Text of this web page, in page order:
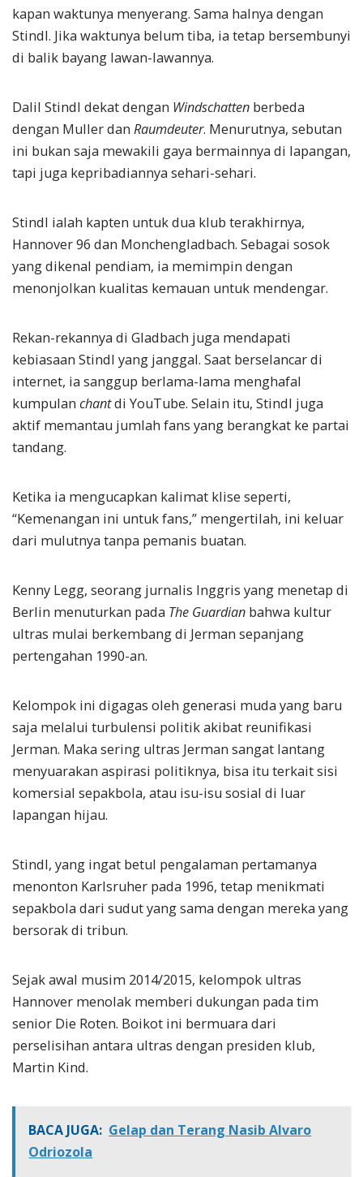
kapan waktunya menyerang. Sama halnya dengan
Stindl. Jika waktunya belum tiba, ia tetap bersembunyi
di balik bayang lawan-lawannya.
Dalil Stindl dekat dengan Windschatten berbeda
dengan Muller dan Raumdeuter. Menurutnya, sebutan
ini bukan saja mewakili gaya bermainnya di lapangan,
tapi juga kepribadiannya sehari-sehari.
Stindl ialah kapten untuk dua klub terakhirnya,
Hannover 96 dan Monchengladbach. Sebagai sosok
yang dikenal pendiam, ia memimpin dengan
menonjolkan kualitas kemauan untuk mendengar.
Rekan-rekannya di Gladbach juga mendapati
kebiasaan Stindl yang janggal. Saat berselancar di
internet, ia sanggup berlama-lama menghafal
kumpulan chantdi YouTube. Selain itu, Stindl juga
aktif memantau jumlah fans yang berangkat ke partai
tandang.
Ketika ia mengucapkan kalimat klise seperti,
“Kemenangan ini untuk fans,” mengertilah, ini keluar
dari mulutnya tanpa pemanis buatan.
Kenny Legg, seorang jurnalis Inggris yang menetap di
Berlin menuturkan pada The Guardian bahwa kultur
ultras mulai berkembang di Jerman sepanjang
pertengahan 1990-an.
Kelompok ini digagas oleh generasi muda yang baru
saja melalui turbulensi politik akibat reunifikasi
Jerman. Maka sering ultras Jerman sangat lantang
menyuarakan aspirasi politiknya, bisa itu terkait sisi
komersial sepakbola, atau isu-isu sosial di luar
lapangan hijau.
Stindl, yang ingat betul pengalaman pertamanya
menonton Karlsruher pada 1996, tetap menikmati
sepakbola dari sudut yang sama dengan mereka yang
bersorak di tribun.
Sejak awal musim 2014/2015, kelompok ultras
Hannover menolak memberi dukungan pada tim
senior Die Roten. Boikot ini bermuara dari
perselisihan antara ultras dengan presiden klub,
Martin Kind.
BACA JUGA: Gelap dan Terang Nasib Alvaro
Odriozola